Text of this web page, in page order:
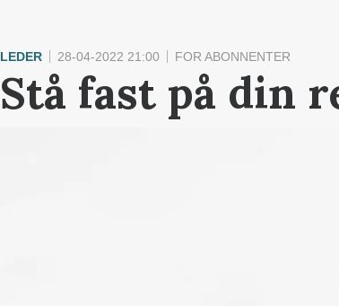
LEDER 28-04-2022 21:00 FOR ABONNENTER
Stå fast på din